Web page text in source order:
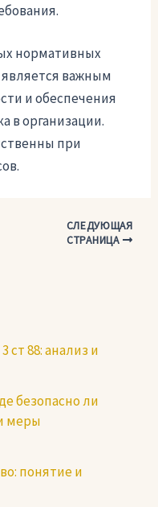
нормативных
является важным
и обеспечения
в организации.
при
СЛЕДУЮЩАЯ
СТРАНИЦА
ст 88: анализ и
безопасно ли
меры
понятие и